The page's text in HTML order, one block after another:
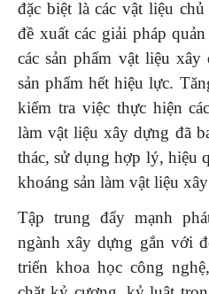
đặc biệt là các vật liệu
đề xuất các giải pháp
các sản phẩm vật liệu
sản phẩm hết hiệu lực.
kiểm tra việc thực hiện
làm vật liệu xây dựng đã
thác, sử dụng hợp lý, hiệu
khoáng sản làm vật liệu
Tập trung đẩy mạnh
ngành xây dựng gắn với
triển khoa học công